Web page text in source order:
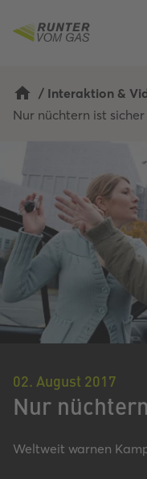
/ Interaktion &
Nur nüchtern ist sicher
02. August 2017
Nur
Weltweit warnen